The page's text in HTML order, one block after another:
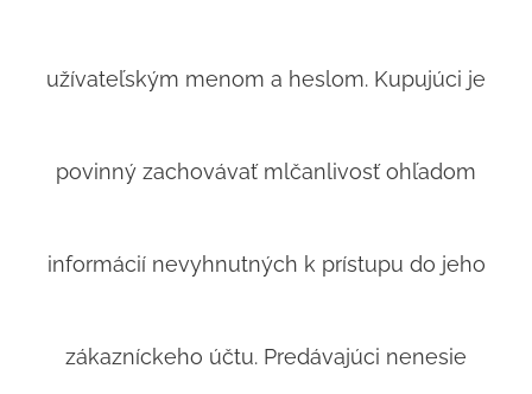
užívateľským menom a heslom. Kupujúci je
povinný zachovávať mlčanlivosť ohľadom
informácií nevyhnutných k prístupu do jeho
zákazníckeho účtu. Predávajúci nenesie